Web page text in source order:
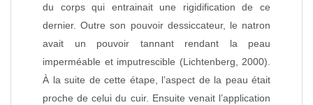
du corps qui entrainait une rigidification de ce
dernier. Outre son pouvoir dessiccateur, le natron
avait un pouvoir tannant rendant la peau
imperméable et imputrescible (Lichtenberg, 2000).
À la suite de cette étape, l’aspect de la peau était
proche de celui du cuir. Ensuite venait l’application